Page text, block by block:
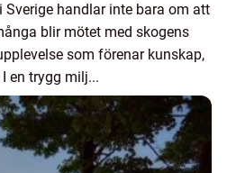
Sverige handlar inte bara om att
blir mötet med skogens
som förenar kunskap,
en trygg milj...